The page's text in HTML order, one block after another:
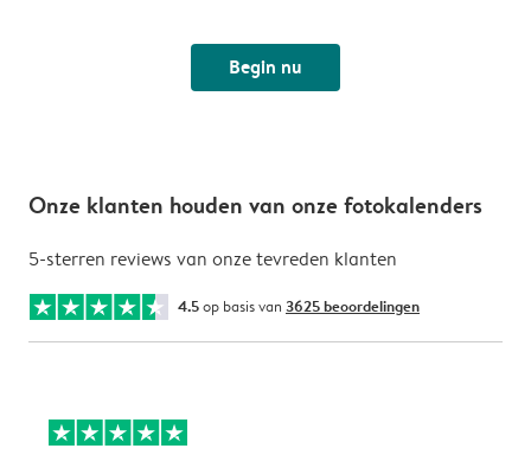
Begin nu
Onze klanten houden van onze fotokalenders
5-sterren reviews van onze tevreden klanten
4.5op basis van 3625 beoordelingen